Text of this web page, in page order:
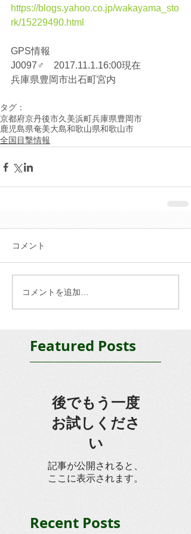
https://blogs.yahoo.co.jp/wakayama_sto
rk/15229490.html
GPS情報
J0097♂　2017.11.1.16:00現在
兵庫県豊岡市出石町宮内
タグ：
京都府京丹後市久美浜町兵庫県豊岡市
鹿児島県奄美大島和歌山県和歌山市
全国目撃情報
コメント
コメントを追加…
Featured Posts
後でもう一度
お試しくださ
い
記事が公開されると、
ここに表示されます。
Recent Posts